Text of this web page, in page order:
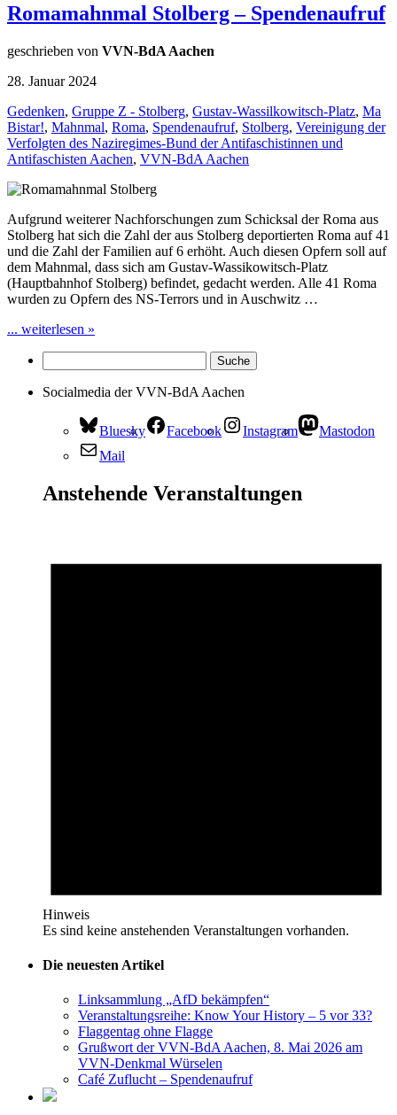
Romamahnmal Stolberg – Spendenaufruf
geschrieben von VVN-BdA Aachen
28. Januar 2024
Gedenken, Gruppe Z - Stolberg, Gustav-Wassilkowitsch-Platz, Ma
Bistar!, Mahnmal, Roma, Spendenaufruf, Stolberg, Vereinigung der
Verfolgten des Naziregimes-Bund der Antifaschistinnen und
Antifaschisten Aachen, VVN-BdA Aachen
Aufgrund weiterer Nachforschungen zum Schicksal der Roma aus
Stolberg hat sich die Zahl der aus Stolberg deportierten Roma auf 41
und die Zahl der Familien auf 6 erhöht. Auch diesen Opfern soll auf
dem Mahnmal, dass sich am Gustav-Wassikowitsch-Platz
(Hauptbahnhof Stolberg) befindet, gedacht werden. Alle 41 Roma
wurden zu Opfern des NS-Terrors und in Auschwitz …
... weiterlesen »
Socialmedia der VVN-BdA Aachen
Bluesky Facebook Instagram
Mastodon
Mail
Anstehende Veranstaltungen
Hinweis
Es sind keine anstehenden Veranstaltungen vorhanden.
Die neuesten Artikel
Linksammlung „AfD bekämpfen“
Veranstaltungsreihe: Know Your History – 5 vor 33?
Flaggentag ohne Flagge
Grußwort der VVN-BdA Aachen, 8. Mai 2026 am
VVN-Denkmal Würselen
Café Zuflucht – Spendenaufruf